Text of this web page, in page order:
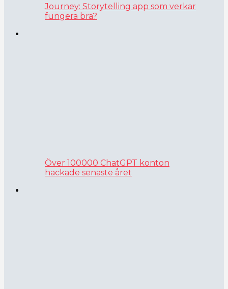
Journey: Storytelling app som verkar
fungera bra?
Över 100000 ChatGPT konton
hackade senaste året